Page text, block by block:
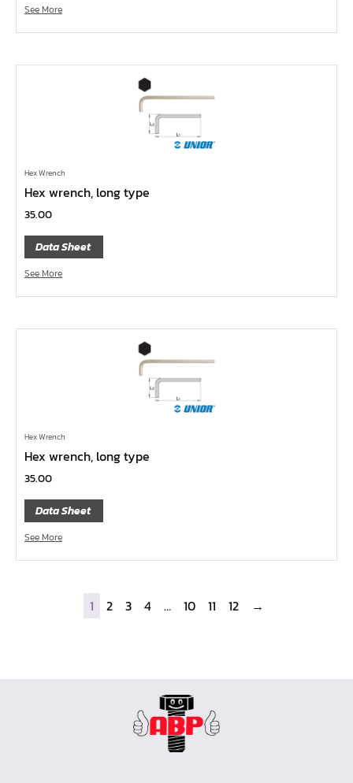
ลูกบ๊อกซ์ Nut Grip สั้น ยาว, กึ่งยาว, ลูกบ๊อกซ์ Nut Grip บ๊
อกข้ออ่อน 1/4", 3/8", 1/2"
ลูกบ๊อกซ์ ถนอมมุมน๊อต
ลูกบ๊อกซ์ ขนาด 1/2"
ลูกบ๊อกซ์ ขนาด 3/8"
ลูกบ๊อกซ์ ขนาด 1/4"
คีม
เครื่องมือสำหรับจักรยานยนต์
เครื่องมือซ่อมจักรยาน
เครื่องมือวัด
กรรไกรตัดเหล็กเส้น กรรไกรตัดเหล็กแผ่น
แหวนผ่า UNIOR
แหวนเดี่ยวต่อด้าม
ประแจ L
ประแจตะขอ
ประแจเลื่อน
บ๊อกซ์กระบอก
See More
Hex Wrench
Hex wrench, long type
35.00
Data Sheet
See More
Hex Wrench
Hex wrench, long type
35.00
Data Sheet
See More
1 2 3 4 … 10 11 12 →